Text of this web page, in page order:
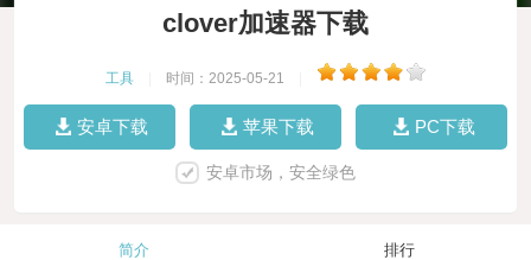
clover加速器下载
工具 时间：2025-05-21
安卓下载 苹果下载 PC下载
安卓市场，安全绿色
简介 排行